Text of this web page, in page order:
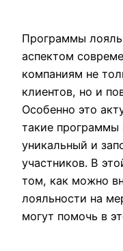
Программы
аспектом
компаниям не
клиентов, но и
Особенно это
такие программы
уникальный и
участников. В
том, как можно
лояльности на
могут помочь в